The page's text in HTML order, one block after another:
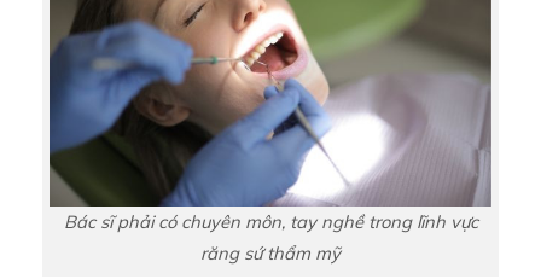
Bác sĩ phải có chuyên môn, tay nghề trong lĩnh vực
răng sứ thẩm mỹ